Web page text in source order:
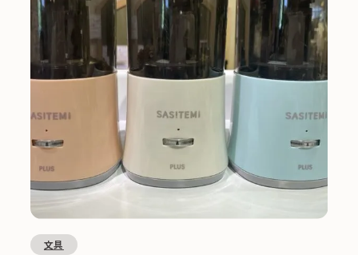
文具